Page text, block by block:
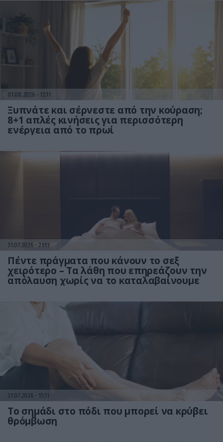
01.08.2026 12:11
Ξυπνάτε και σέρνεστε από την κούραση;
8+1 απλές κινήσεις για περισσότερη
ενέργεια από το πρωί
31.07.2026 21:13
Πέντε πράγματα που κάνουν το σεξ
χειρότερο – Τα λάθη που επηρεάζουν την
απόλαυση χωρίς να το καταλαβαίνουμε
31.07.2026 15:11
Το σημάδι στο πόδι που μπορεί να κρύβει
θρόμβωση